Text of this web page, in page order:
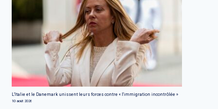
L'Italie et le Danemark unissent leurs forces contre « l'immigration incontrôlée »
10 août 2026